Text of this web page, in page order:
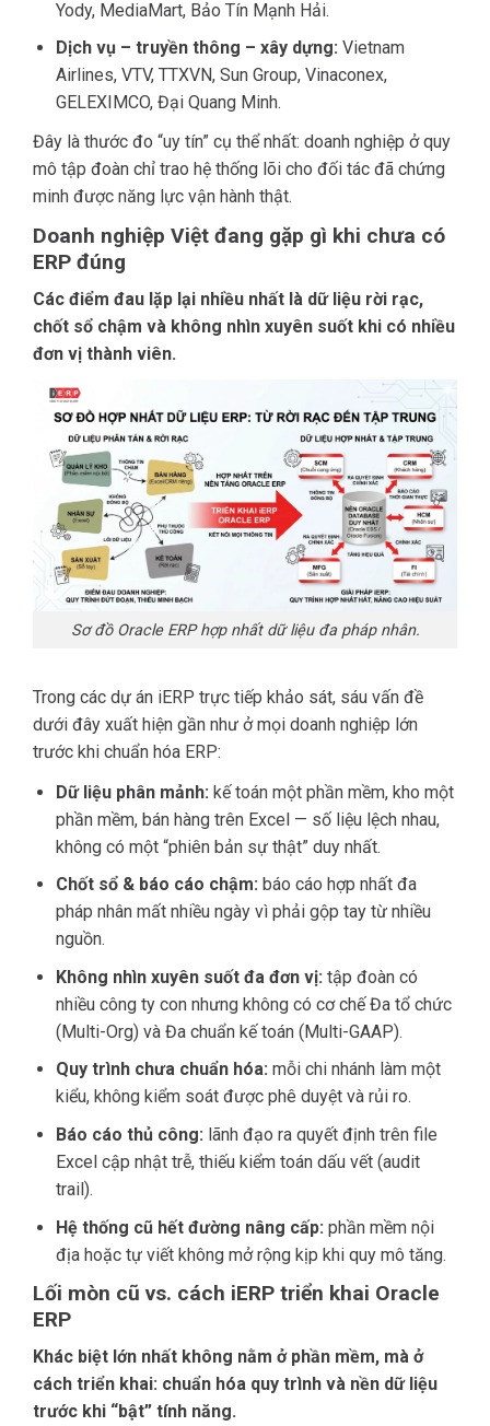
Yody, MediaMart, Bảo Tín Mạnh Hải.
Dịch vụ – truyền thông – xây dựng: Vietnam
Airlines, VTV, TTXVN, Sun Group, Vinaconex,
GELEXIMCO, Đại Quang Minh.
Đây là thước đo “uy tín” cụ thể nhất: doanh nghiệp ở quy
mô tập đoàn chỉ trao hệ thống lõi cho đối tác đã chứng
minh được năng lực vận hành thật.
Doanh nghiệp Việt đang gặp gì khi chưa có
ERP đúng
Các điểm đau lặp lại nhiều nhất là dữ liệu rời rạc,
chốt sổ chậm và không nhìn xuyên suốt khi có nhiều
đơn vị thành viên.
Sơ đồ Oracle ERP hợp nhất dữ liệu đa pháp nhân.
Trong các dự án iERP trực tiếp khảo sát, sáu vấn đề
dưới đây xuất hiện gần như ở mọi doanh nghiệp lớn
trước khi chuẩn hóa ERP:
Dữ liệu phân mảnh: kế toán một phần mềm, kho một
phần mềm, bán hàng trên Excel — số liệu lệch nhau,
không có một “phiên bản sự thật” duy nhất.
Chốt sổ & báo cáo chậm: báo cáo hợp nhất đa
pháp nhân mất nhiều ngày vì phải gộp tay từ nhiều
nguồn.
Không nhìn xuyên suốt đa đơn vị: tập đoàn có
nhiều công ty con nhưng không có cơ chế Đa tổ chức
(Multi-Org) và Đa chuẩn kế toán (Multi-GAAP).
Quy trình chưa chuẩn hóa: mỗi chi nhánh làm một
kiểu, không kiểm soát được phê duyệt và rủi ro.
Báo cáo thủ công: lãnh đạo ra quyết định trên file
Excel cập nhật trễ, thiếu kiểm toán dấu vết (audit
trail).
Hệ thống cũ hết đường nâng cấp: phần mềm nội
địa hoặc tự viết không mở rộng kịp khi quy mô tăng.
Lối mòn cũ vs. cách iERP triển khai Oracle
ERP
Khác biệt lớn nhất không nằm ở phần mềm, mà ở
cách triển khai: chuẩn hóa quy trình và nền dữ liệu
trước khi “bật” tính năng.